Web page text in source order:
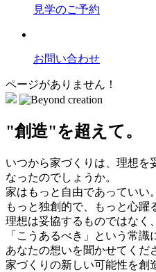
見学のご予約
お問い合わせ
ページがありません！
"創造"を超えて。
いつから家づくりは、理想を
なったのでしょうか。
家はもっと自由であっていい。
もっと独創的で、もっと心躍
理想は妥協するものではなく
「こうあるべき」という常識
あなたの想いを聞かせてくだ
家づくりの新しい可能性を創